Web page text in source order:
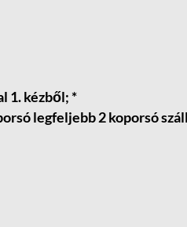
1. kézből; *
legfeljebb 2 koporsó